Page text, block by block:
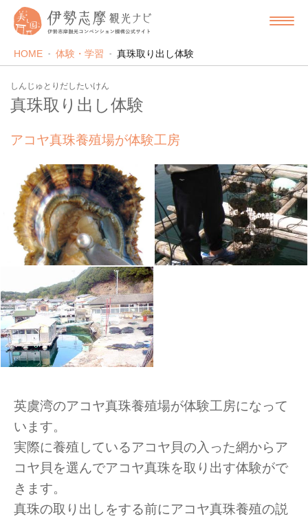
HOME 体験・学習 真珠取り出し体験
しんじゅとりだしたいけん
真珠取り出し体験
アコヤ真珠養殖場が体験工房
英虞湾のアコヤ真珠養殖場が体験工房になって
います。
実際に養殖しているアコヤ貝の入った網からア
コヤ貝を選んでアコヤ真珠を取り出す体験がで
きます。
真珠の取り出しをする前にアコヤ真珠養殖の説